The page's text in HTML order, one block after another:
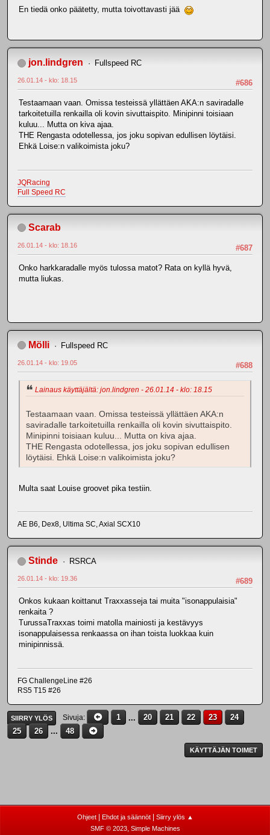
En tiedä onko päätetty, mutta toivottavasti jää
jon.lindgren Fullspeed RC
#686
26.01.14 - klo: 18.15
Testaamaan vaan. Omissa testeissä yllättäen AKA:n saviradalle
tarkoitetuilla renkailla oli kovin sivuttaispito. Minipinni toisiaan
kuluu... Mutta on kiva ajaa.
THE Rengasta odotellessa, jos joku sopivan edullisen löytäisi.
Ehkä Loise:n valikoimista joku?
JQRacing
Full Speed RC
Scarab
#687
26.01.14 - klo: 18.16
Onko harkkaradalle myös tulossa matot? Rata on kyllä hyvä,
mutta liukas.
Mölli Fullspeed RC
#688
26.01.14 - klo: 19.05
Lainaus käyttäjältä: jon.lindgren - 26.01.14 - klo: 18.15
Testaamaan vaan. Omissa testeissä yllättäen AKA:n
saviradalle tarkoitetuilla renkailla oli kovin sivuttaispito.
Minipinni toisiaan kuluu... Mutta on kiva ajaa.
THE Rengasta odotellessa, jos joku sopivan edullisen
löytäisi. Ehkä Loise:n valikoimista joku?
Multa saat Louise groovet pika testiin.
AE B6, Dex8, Ultima SC, Axial SCX10
Stinde RSRCA
#689
26.01.14 - klo: 19.36
Onkos kukaan koittanut Traxxasseja tai muita "isonappulaisia"
renkaita ?
TurussaTraxxas toimi matolla mainiosti ja kestävyys
isonappulaisessa renkaassa on ihan toista luokkaa kuin
minipinnissä.
FG ChallengeLine #26
RS5 T15 #26
SIIRRY YLÖS Sivuja 1 ... 20 21 22 23
24
25
26 ... 48
KÄYTTÄJÄN TOIMET
Ohjeet| Ehdot ja säännöt|
Siirry ylös ▲
SMF © 2023, Simple Machines